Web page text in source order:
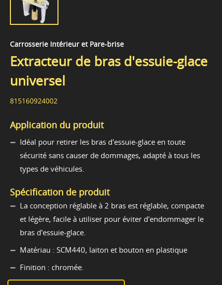
Carrosserie Intérieur et Pare-brise
Extracteur de bras d'essuie-glace
universel
815160924002
Application du produit
Idéal pour retirer les bras d'essuie-glace en toute
sécurité sans causer de dommages, adapté à tous les
types de véhicules.
Spécification de produit
La conception réglable à 2 bras est réglable, compacte
et légère, facile à utiliser pour éviter d'endommager le
bras d'essuie-glace.
Matériau : SCM440, laiton et bouton en plastique
Finition : chromée.